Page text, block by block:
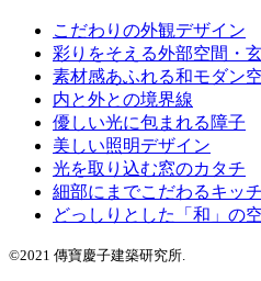
こだわりの外観デザイン
彩りをそえる外部空間・
素材感あふれる和モダン
内と外との境界線
優しい光に包まれる障子
美しい照明デザイン
光を取り込む窓のカタチ
細部にまでこだわるキッ
どっしりとした「和」の
©2021 傳寶慶子建築研究所.